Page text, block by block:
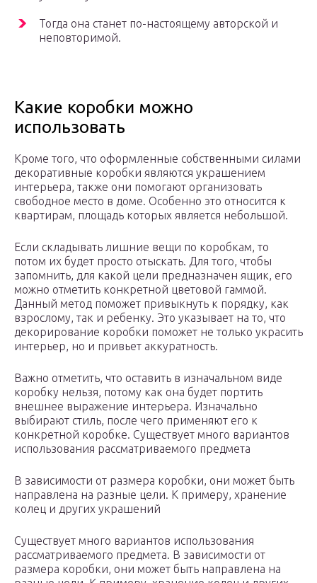
Тогда она станет по-настоящему авторской и
неповторимой.
Какие коробки можно
использовать
Кроме того, что оформленные собственными силами
декоративные коробки являются украшением
интерьера, также они помогают организовать
свободное место в доме. Особенно это относится к
квартирам, площадь которых является небольшой.
Если складывать лишние вещи по коробкам, то
потом их будет просто отыскать. Для того, чтобы
запомнить, для какой цели предназначен ящик, его
можно отметить конкретной цветовой гаммой.
Данный метод поможет привыкнуть к порядку, как
взрослому, так и ребенку. Это указывает на то, что
декорирование коробки поможет не только украсить
интерьер, но и привьет аккуратность.
Важно отметить, что оставить в изначальном виде
коробку нельзя, потому как она будет портить
внешнее выражение интерьера. Изначально
выбирают стиль, после чего применяют его к
конкретной коробке. Существует много вариантов
использования рассматриваемого предмета
В зависимости от размера коробки, они может быть
направлена на разные цели. К примеру, хранение
колец и других украшений
Существует много вариантов использования
рассматриваемого предмета. В зависимости от
размера коробки, они может быть направлена на